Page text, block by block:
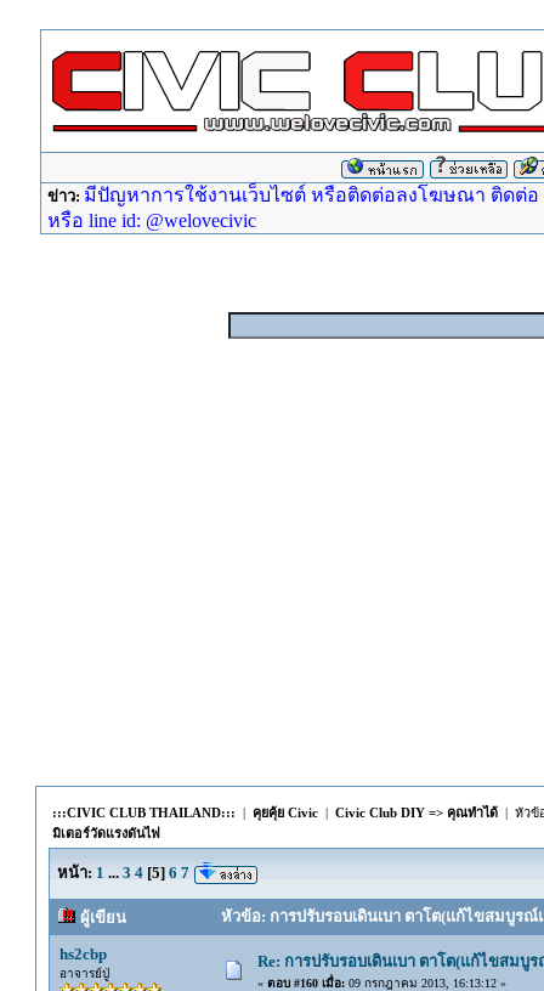
ข่าว: มีปัญหาการใช้งานเว็บไซต์ หรือติดต่อลงโฆษณา ติดต่อ
หรือ line id: @welovecivic
:::CIVIC CLUB THAILAND::: | คุยคุ้ย Civic| Civic Club DIY => คุณทำได้| หัวข้
มิเตอร์วัดแรงดันไฟ
หน้า: 1 ... 3 4[5] 6 7
ผู้เขียน หัวข้อ: การปรับรอบเดินเบา ตาโต(แก้ไขสมบูรณ์
hs2cbp
อาจารย์ปู่
Re: การปรับรอบเดินเบา ตาโต(แก้ไขสมบู
« ตอบ #160 เมื่อ:09 กรกฎาคม 2013, 16:13:12 »